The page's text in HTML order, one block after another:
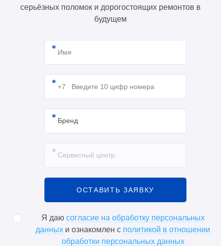
серьёзных поломок и дорогостоящих ремонтов в
будущем
ОСТАВИТЬ ЗАЯВКУ
Я даю согласие на обработку персональных
данных и ознакомлен с политикой в отношении
обработки персональных данных